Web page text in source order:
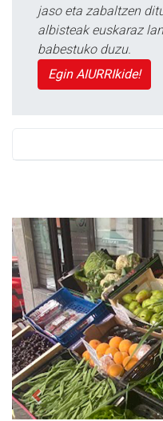
jaso eta zabaltzen
albisteak euskaraz
babestuko duzu.
Egin AIURRIkide!
Previous